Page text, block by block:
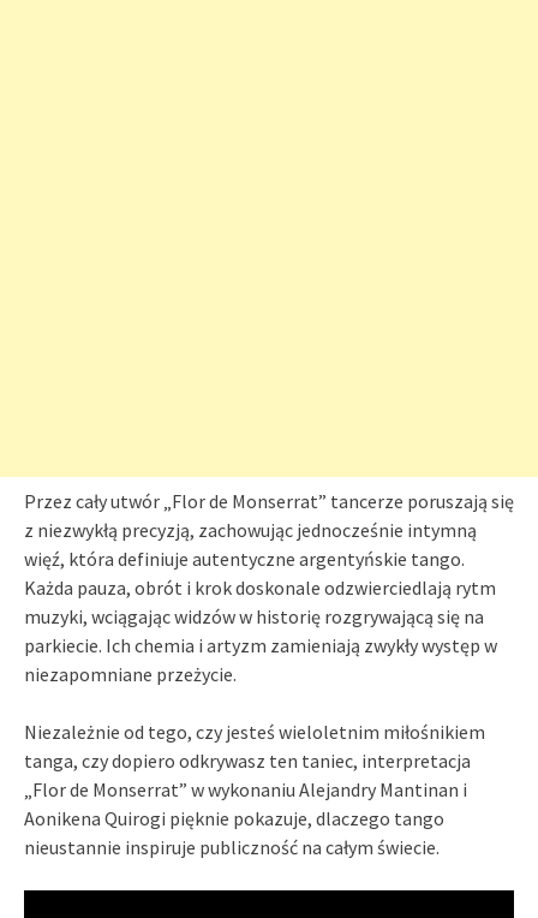
Przez cały utwór „Flor de Monserrat” tancerze poruszają się
z niezwykłą precyzją, zachowując jednocześnie intymną
więź, która definiuje autentyczne argentyńskie tango.
Każda pauza, obrót i krok doskonale odzwierciedlają rytm
muzyki, wciągając widzów w historię rozgrywającą się na
parkiecie. Ich chemia i artyzm zamieniają zwykły występ w
niezapomniane przeżycie.
Niezależnie od tego, czy jesteś wieloletnim miłośnikiem
tanga, czy dopiero odkrywasz ten taniec, interpretacja
„Flor de Monserrat” w wykonaniu Alejandry Mantinan i
Aonikena Quirogi pięknie pokazuje, dlaczego tango
nieustannie inspiruje publiczność na całym świecie.